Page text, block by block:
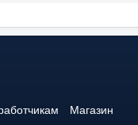
Магазин